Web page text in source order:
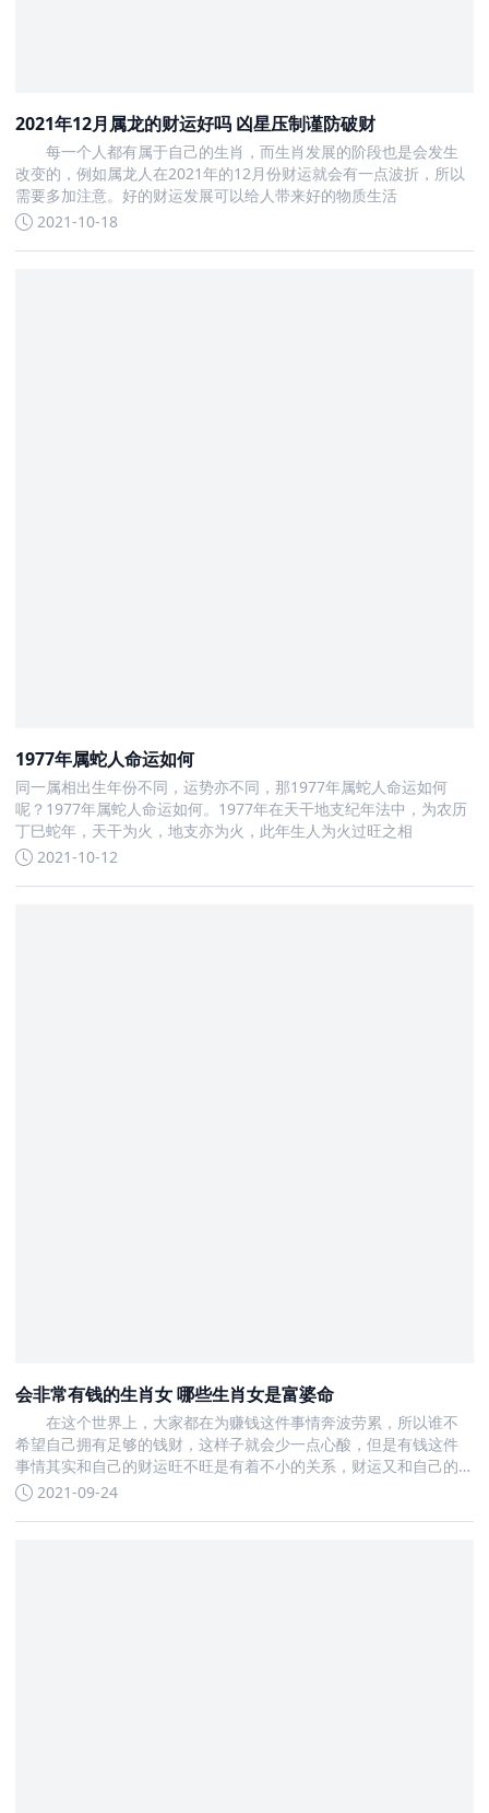
2021年12月属龙的财运好吗 凶星压制谨防破财
每一个人都有属于自己的生肖，而生肖发展的阶段也是会发生
改变的，例如属龙人在2021年的12月份财运就会有一点波折，所以
需要多加注意。好的财运发展可以给人带来好的物质生活
2021-10-18
1977年属蛇人命运如何
同一属相出生年份不同，运势亦不同，那1977年属蛇人命运如何
呢？1977年属蛇人命运如何。1977年在天干地支纪年法中，为农历
丁巳蛇年，天干为火，地支亦为火，此年生人为火过旺之相
2021-10-12
会非常有钱的生肖女 哪些生肖女是富婆命
在这个世界上，大家都在为赚钱这件事情奔波劳累，所以谁不
希望自己拥有足够的钱财，这样子就会少一点心酸，但是有钱这件
事情其实和自己的财运旺不旺是有着不小的关系，财运又和自己的
生肖挂钩
2021-09-24